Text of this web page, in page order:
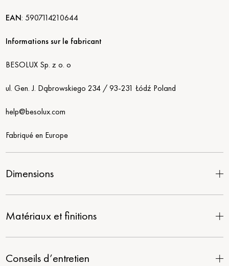
EAN: 5907114210644
Informations sur le fabricant
BESOLUX Sp. z o. o
ul. Gen. J. Dąbrowskiego 234 / 93-231 Łódź Poland
help@besolux.com
Fabriqué en Europe
Dimensions
Matériaux et finitions
Conseils d’entretien